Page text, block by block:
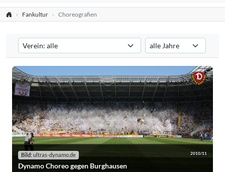
Fankultur Choreografien
Verein auswählen
Filtert die Choreografien nach dem ausgewählten Verein.
Saison auswählen
Filtert die Choreografien
Bild: ultras-dynamo.de 2010/11
Dynamo Choreo gegen Burghausen